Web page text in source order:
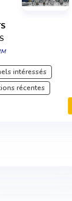
intéressés
récentes